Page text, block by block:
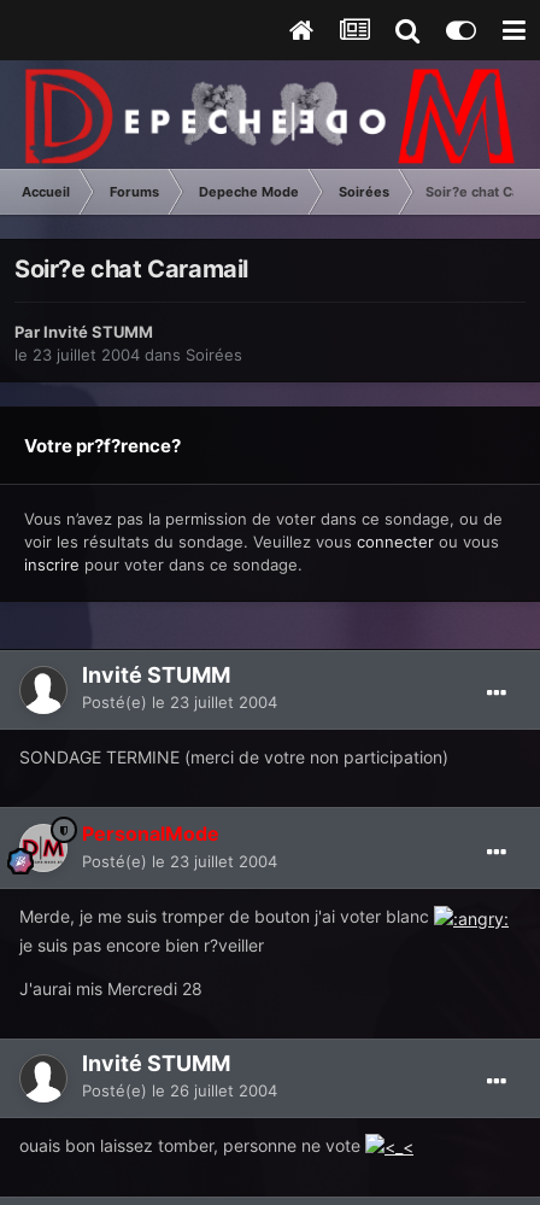
Accueil Forums Depeche Mode Soirées Soir?e chat
Soir?e chat Caramail
Par Invité STUMM
le 23 juillet 2004 dans Soirées
Votre pr?f?rence?
Vous n’avez pas la permission de voter dans ce sondage, ou de
voir les résultats du sondage. Veuillez vous connecter ou vous
inscrire pour voter dans ce sondage.
Invité STUMM
Posté(e) le 23 juillet 2004
SONDAGE TERMINE (merci de votre non participation)
PersonalMode
Posté(e) le 23 juillet 2004
Merde, je me suis tromper de bouton j'ai voter blanc
je suis pas encore bien r?veiller
J'aurai mis Mercredi 28
Invité STUMM
Posté(e) le 26 juillet 2004
ouais bon laissez tomber, personne ne vote